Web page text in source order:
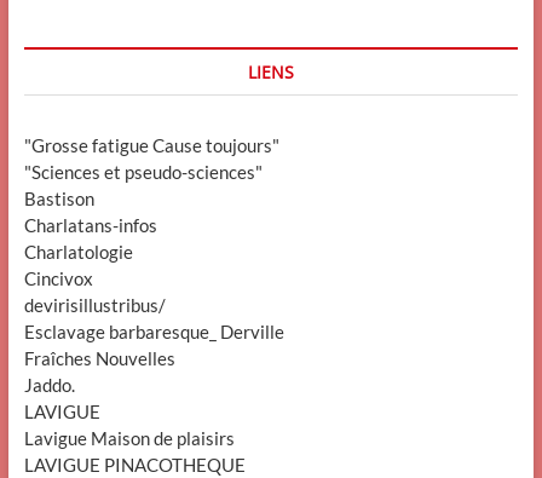
LIENS
"Grosse fatigue Cause toujours"
"Sciences et pseudo-sciences"
Bastison
Charlatans-infos
Charlatologie
Cincivox
devirisillustribus/
Esclavage barbaresque_ Derville
Fraîches Nouvelles
Jaddo.
LAVIGUE
Lavigue Maison de plaisirs
LAVIGUE PINACOTHEQUE